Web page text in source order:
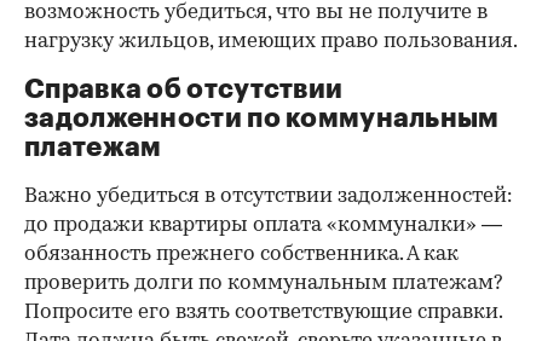
возможность убедиться, что вы не получите в
нагрузку жильцов, имеющих право пользования.
Справка об отсутствии
задолженности по коммунальным
платежам
Важно убедиться в отсутствии задолженностей:
до продажи квартиры оплата «коммуналки» —
обязанность прежнего собственника. А как
проверить долги по коммунальным платежам?
Попросите его взять соответствующие справки.